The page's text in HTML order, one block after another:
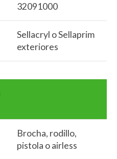
32091000
Sellacryl o Sellaprim
exteriores
Brocha, rodillo,
pistola o airless